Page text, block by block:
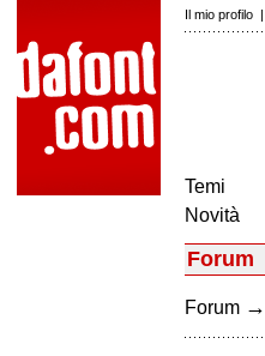
Il mio profilo |
Temi
Novità
Forum
Forum →